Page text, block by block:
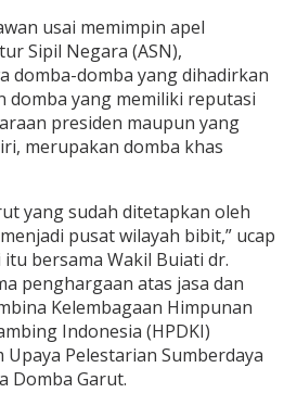
usai memimpin apel
Sipil Negara (ASN),
domba-domba yang dihadirkan
domba yang memiliki reputasi
presiden maupun yang
merupakan domba khas
yang sudah ditetapkan oleh
pusat wilayah bibit,” ucap
bersama Wakil Buiati dr.
penghargaan atas jasa dan
Kelembagaan Himpunan
Indonesia (HPDKI)
Upaya Pelestarian Sumberdaya
Domba Garut.